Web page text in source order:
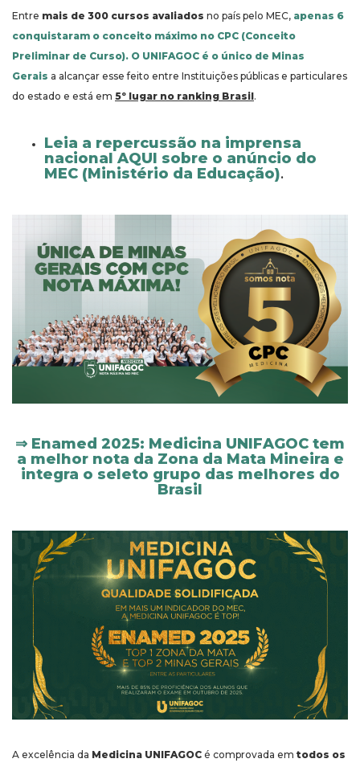
Entre mais de 300 cursos avaliados no país pelo MEC, apenas 6
conquistaram o conceito máximo no CPC (Conceito
Preliminar de Curso). O UNIFAGOC é o único de Minas
Gerais a alcançar esse feito entre Instituições públicas e particulares
do estado e está em 5º lugar no ranking Brasil.
Leia a repercussão na imprensa
nacional AQUI sobre o anúncio do
MEC (Ministério da Educação).
⇒ Enamed 2025: Medicina UNIFAGOC tem
a melhor nota da Zona da Mata Mineira e
integra o seleto grupo das melhores do
Brasil
A excelência da Medicina UNIFAGOC é comprovada em todos os